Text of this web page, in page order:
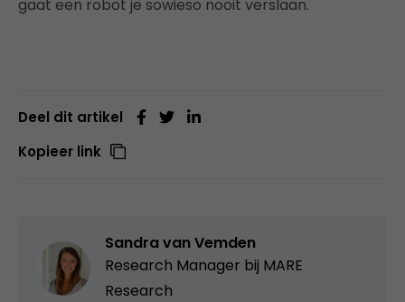
gaat een robot je sowieso nooit verslaan.
Deel dit artikel
Kopieer link
Sandra van Vemden
Research Manager bij MARE
Research